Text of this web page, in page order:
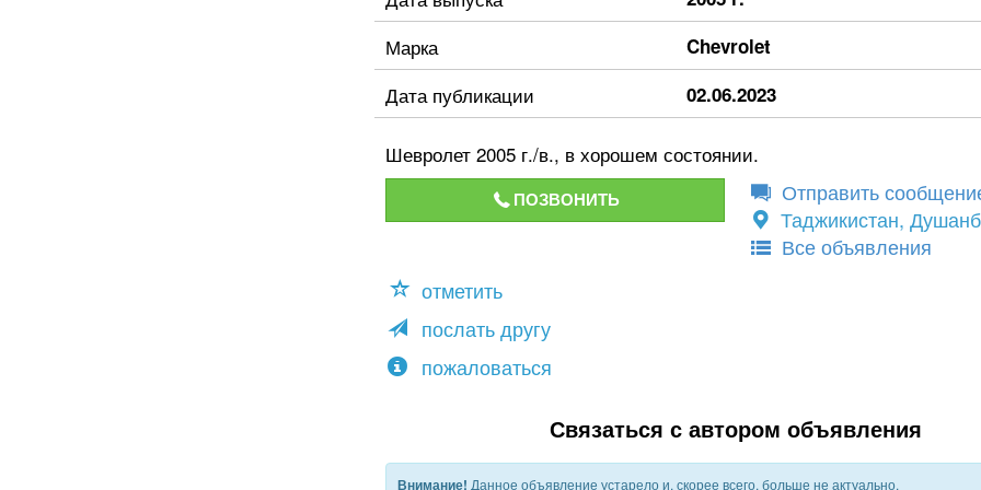
Марка Chevrolet
Дата публикации 02.06.2023
Шевролет 2005 г./в., в хорошем состоянии.
ПОЗВОНИТЬ
Отправить
Таджикистан,
Все объявления
отметить
послать другу
пожаловаться
Связаться с автором объявления
Внимание! Данное объявление устарело и, скорее всего, больше не актуально.